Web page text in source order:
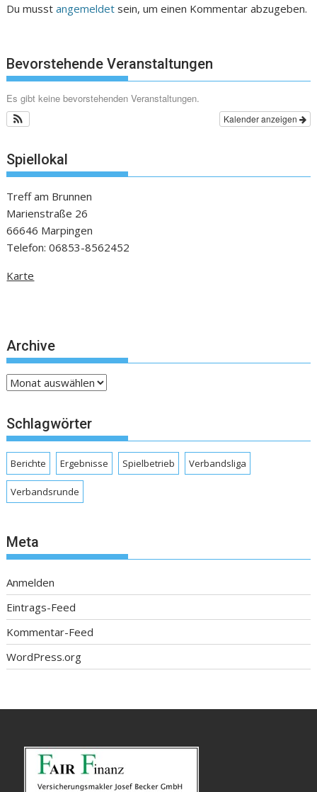
Du musstangemeldet sein, um einen Kommentar abzugeben.
Bevorstehende Veranstaltungen
Es gibt keine bevorstehenden Veranstaltungen.
Kalender anzeigen
Spiellokal
Treff am Brunnen
Marienstraße 26
66646 Marpingen
Telefon: 06853-8562452
Karte
Archive
Archive
Schlagwörter
Berichte Ergebnisse Spielbetrieb Verbandsliga
Verbandsrunde
Meta
Anmelden
Eintrags-Feed
Kommentar-Feed
WordPress.org